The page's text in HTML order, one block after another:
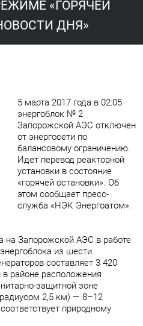
«ГОРЯЧЕЙ
ДНЯ»
5 марта 2017 года в 02:05
энергоблок № 2
Запорожской АЭС отключен
от энергосети по
балансовому ограничению.
Идет перевод реакторной
установки в состояние
«горячей остановки». Об
этом сообщает пресс-
служба «НЭК Энергоатом».
на Запорожской АЭС в работе
из шести.
составляет 3 420
районе расположения
защитной зоне
2,5 км) — 8–12
природному